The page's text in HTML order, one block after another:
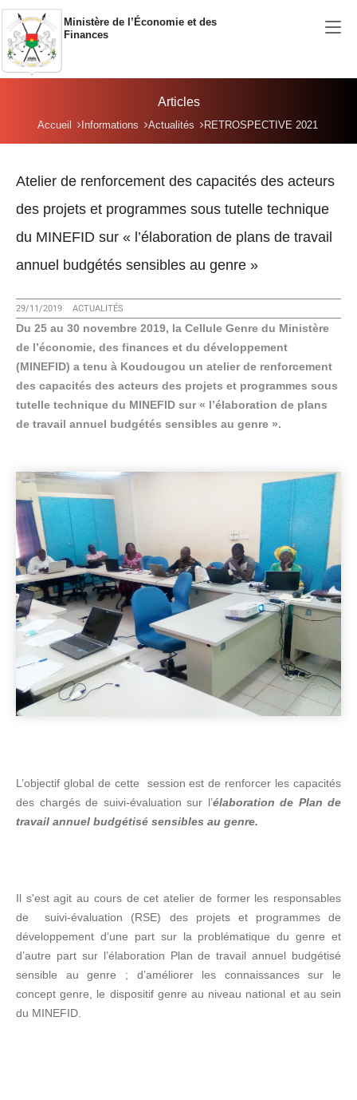
Aller au contenu principal
Ministère de l’Économie et des
Finances
Articles
Vous êtes ici:
Accueil Informations Actualités RETROSPECTIVE 2021
Atelier de renforcement des capacités des acteurs
des projets et programmes sous tutelle technique
du MINEFID sur « l’élaboration de plans de travail
annuel budgétés sensibles au genre »
29/11/2019 ACTUALITÉS
Du 25 au 30 novembre 2019, la Cellule Genre du Ministère
de l’économie, des finances et du développement
(MINEFID) a tenu à Koudougou un atelier de renforcement
des capacités des acteurs des projets et programmes sous
tutelle technique du MINEFID sur « l’élaboration de plans
de travail annuel budgétés sensibles au genre ».
L’objectif global de cette session est de renforcer les capacités
des chargés de suivi-évaluation sur l’élaboration de Plan de
travail annuel budgétisé sensibles au genre.
Il s'est agit au cours de cet atelier de former les responsables
de suivi-évaluation (RSE) des projets et programmes de
développement d’une part sur la problématique du genre et
d’autre part sur l’élaboration Plan de travail annuel budgétisé
sensible au genre ; d’améliorer les connaissances sur le
concept genre, le dispositif genre au niveau national et au sein
du MINEFID.